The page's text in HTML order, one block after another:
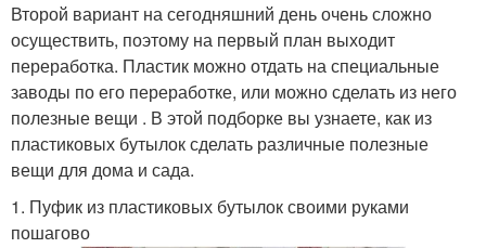
Второй вариант на сегодняшний день очень сложно
осуществить, поэтому на первый план выходит
переработка. Пластик можно отдать на специальные
заводы по его переработке, или можно сделать из него
полезные вещи . В этой подборке вы узнаете, как из
пластиковых бутылок сделать различные полезные
вещи для дома и сада.
1. Пуфик из пластиковых бутылок своими руками
пошагово